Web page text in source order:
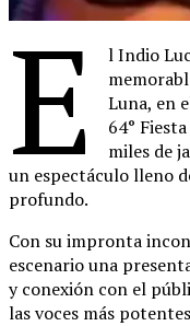
E
l Indio
Luna, en
64°
miles de
un espectáculo lleno
profundo.
Con su impronta
escenario una
y conexión con el
las voces más